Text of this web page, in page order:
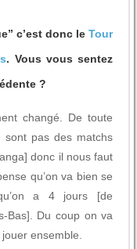
c’est donc leTour
. Vous vous sentez
?
changé. De toute
pas des matchs
donc il nous faut
qu’on va bien se
a 4 jours [de
Bas]. Du coup on va
ensemble.